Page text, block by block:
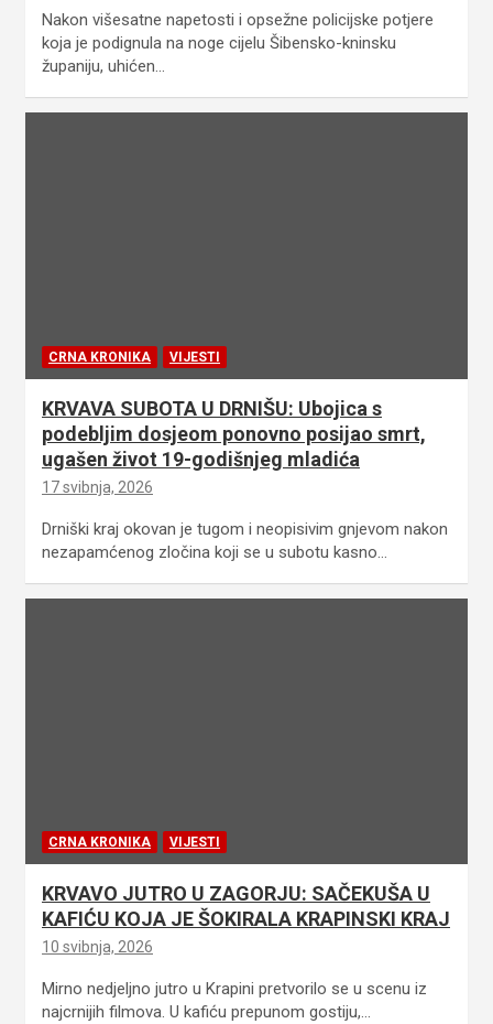
Nakon višesatne napetosti i opsežne policijske potjere
koja je podignula na noge cijelu Šibensko-kninsku
županiju, uhićen…
CRNA KRONIKA VIJESTI
KRVAVA SUBOTA U DRNIŠU: Ubojica s
podebljim dosjeom ponovno posijao smrt,
ugašen život 19-godišnjeg mladića
17 svibnja, 2026
Drniški kraj okovan je tugom i neopisivim gnjevom nakon
nezapamćenog zločina koji se u subotu kasno…
CRNA KRONIKA VIJESTI
KRVAVO JUTRO U ZAGORJU: SAČEKUŠA U
KAFIĆU KOJA JE ŠOKIRALA KRAPINSKI KRAJ
10 svibnja, 2026
Mirno nedjeljno jutro u Krapini pretvorilo se u scenu iz
najcrnijih filmova. U kafiću prepunom gostiju,…